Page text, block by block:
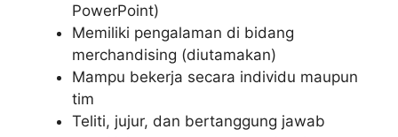
PowerPoint)
Memiliki pengalaman di bidang
merchandising (diutamakan)
Mampu bekerja secara individu maupun
tim
Teliti, jujur, dan bertanggung jawab